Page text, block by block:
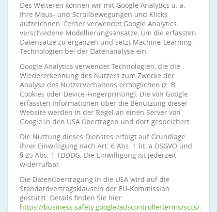
Des Weiteren können wir mit Google Analytics u. a.
Ihre Maus- und Scrollbewegungen und Klicks
aufzeichnen. Ferner verwendet Google Analytics
verschiedene Modellierungsansätze, um die erfassten
Datensätze zu ergänzen und setzt Machine-Learning-
Technologien bei der Datenanalyse ein.
Google Analytics verwendet Technologien, die die
Wiedererkennung des Nutzers zum Zwecke der
Analyse des Nutzerverhaltens ermöglichen (z. B.
Cookies oder Device-Fingerprinting). Die von Google
erfassten Informationen über die Benutzung dieser
Website werden in der Regel an einen Server von
Google in den USA übertragen und dort gespeichert.
Die Nutzung dieses Dienstes erfolgt auf Grundlage
Ihrer Einwilligung nach Art. 6 Abs. 1 lit. a DSGVO und
§ 25 Abs. 1 TDDDG. Die Einwilligung ist jederzeit
widerrufbar.
Die Datenübertragung in die USA wird auf die
Standardvertragsklauseln der EU-Kommission
gestützt. Details finden Sie hier:
https://business.safety.google/adscontrollerterms/sccs/.